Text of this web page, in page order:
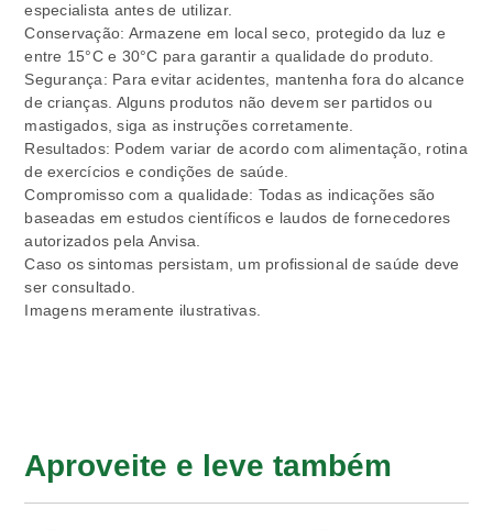
especialista antes de utilizar.
Conservação: Armazene em local seco, protegido da luz e
entre 15°C e 30°C para garantir a qualidade do produto.
Segurança: Para evitar acidentes, mantenha fora do alcance
de crianças. Alguns produtos não devem ser partidos ou
mastigados, siga as instruções corretamente.
Resultados: Podem variar de acordo com alimentação, rotina
de exercícios e condições de saúde.
Compromisso com a qualidade: Todas as indicações são
baseadas em estudos científicos e laudos de fornecedores
autorizados pela Anvisa.
Caso os sintomas persistam, um profissional de saúde deve
ser consultado.
Imagens meramente ilustrativas.
Aproveite e leve também